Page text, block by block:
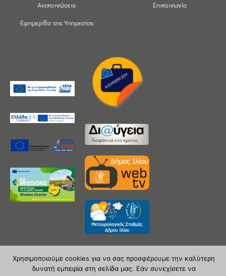
Ανακοινώσεις
Εφημερίδα της Υπηρεσίας
Επικοινωνία
Χρησιμοποιούμε cookies για να σας προσφέρουμε την καλύτερη
δυνατή εμπειρία στη σελίδα μας. Εάν συνεχίσετε να